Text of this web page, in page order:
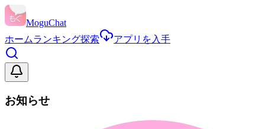
MoguChat
ホームランキング探索 アプリを入手
お知らせ